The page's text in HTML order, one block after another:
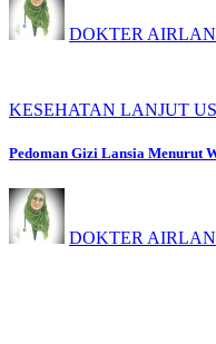
DOKTER
KESEHATAN LANJUT
Pedoman Gizi Lansia Menurut
DOKTER